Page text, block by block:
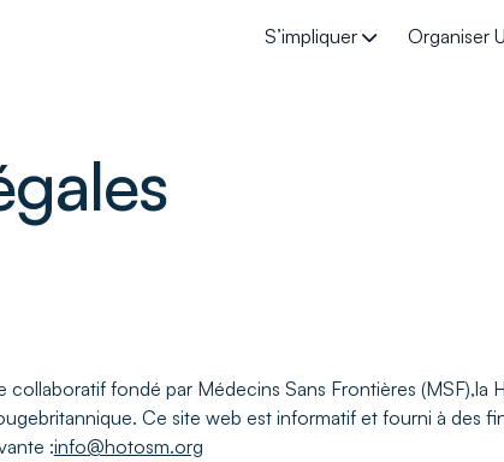
S’impliquer Organiser
collaboratif fondé par Médecins Sans Frontières (MSF),la
Ce site web est informatif et fourni à des
:info@hotosm.org